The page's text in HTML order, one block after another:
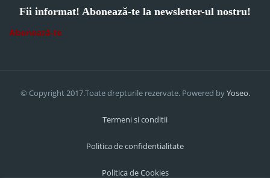
Fii informat! Abonează-te la newsletter-ul nostru!
Abonează-te
© Copyright 2017.Toate drepturile rezervate. Powered byYoseo.
Termeni si conditii
Politica de confidentialitate
Politica de Cookies